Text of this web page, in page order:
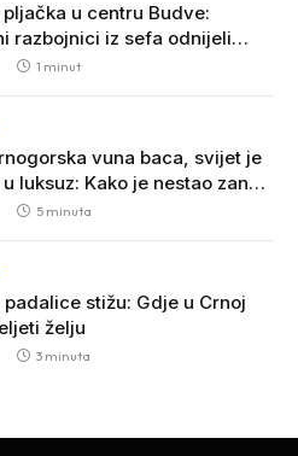
pljačka u centru Budve:
razbojnici iz sefa odnijeli
novca
1 minut
vuna baca, svijet je
luksuz: Kako je nestao zanat
hranio sjever
5 minuta
stižu: Gdje u Crnoj
želju
3 minuta